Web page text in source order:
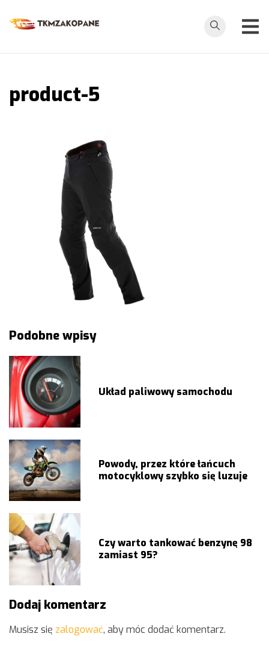
do
tkmzakopane.pl
product-5
Nawigacja
wpisu
Podobne wpisy
Układ paliwowy samochodu
Powody, przez które łańcuch
motocyklowy szybko się luzuje
Czy warto tankować benzynę 98
zamiast 95?
Dodaj komentarz
Musisz się zalogować, aby móc dodać komentarz.